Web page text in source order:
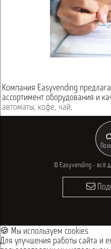
Компания Easyvending
ассортимент оборудования и
автоматы, кофе, чай,
© Easyvending - всё
🍪 Мы используем cookies
Для улучшения работы сайта и